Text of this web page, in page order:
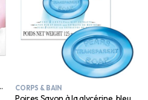
CORPS & BAIN